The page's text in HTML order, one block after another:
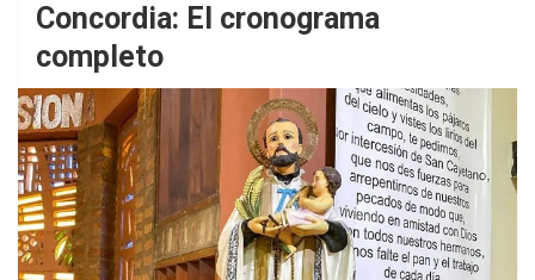
Concordia: El cronograma
completo